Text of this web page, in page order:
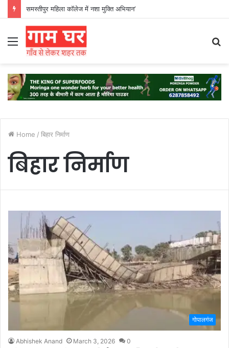
समस्तीपुर महिला कॉलेज में नशा मुक्ति अभियान’
Menu
Home / बिहार निर्माण
बिहार निर्माण
गोपालगंज
Abhishek Anand March 3, 2026 0